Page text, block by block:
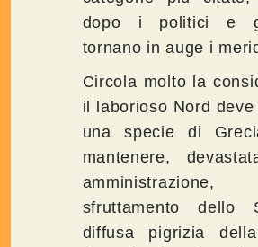
dopo i politici e
tornano in auge i
Circola molto la
il laborioso Nord
una specie di
mantenere,
amministrazione,
sfruttamento dello
diffusa pigrizia